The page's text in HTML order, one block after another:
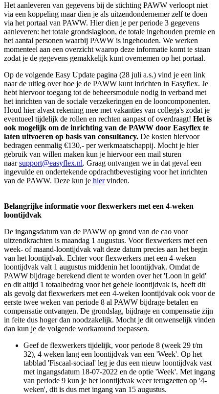
Het aanleveren van gegevens bij de stichting PAWW verloopt niet
via een koppeling maar dien je als uitzendondernemer zelf te doen
via het portaal van PAWW. Hier dien je per periode 3 gegevens
aanleveren: het totale grondslagloon, de totale ingehouden premie en
het aantal personen waarbij PAWW is ingehouden. We werken
momenteel aan een overzicht waarop deze informatie komt te staan
zodat je de gegevens gemakkelijk kunt overnemen op het portaal.
Op de volgende Easy Update pagina (28 juli a.s.) vind je een link
naar de uitleg over hoe je de PAWW kunt inrichten in Easyflex. Je
hebt hiervoor toegang tot de beheersmodule nodig in verband met
het inrichten van de sociale verzekeringen en de looncomponenten.
Houd hier alvast rekening mee met vakanties van collega's zodat je
eventueel tijdelijk de rollen en rechten aanpast of overdraagt! Het is
ook mogelijk om de inrichting van de PAWW door Easyflex te
laten uitvoeren op basis van consultancy. De kosten hiervoor
bedragen eenmalig €130,- per werkmaatschappij. Mocht je hier
gebruik van willen maken kun je hiervoor een mail sturen
naar support@easyflex.nl. Graag ontvangen we in dat geval een
ingevulde en ondertekende opdrachtbevestiging voor het inrichten
van de PAWW. Deze kun je hier vinden.
Belangrijke informatie voor flexwerkers met een 4-weken
loontijdvak
De ingangsdatum van de PAWW op grond van de cao voor
uitzendkrachten is maandag 1 augustus. Voor flexwerkers met een
week- of maand-loontijdvak valt deze datum precies aan het begin
van het loontijdvak. Echter voor flexwerkers met een 4-weken
loontijdvak valt 1 augustus middenin het loontijdvak. Omdat de
PAWW bijdrage berekend dient te worden over het 'Loon in geld'
en dit altijd 1 totaalbedrag voor het gehele loontijdvak is, heeft dit
als gevolg dat flexwerkers met een 4-weken loontijdvak ook voor de
eerste twee weken van periode 8 al PAWW bijdrage betalen en
compensatie ontvangen. De grondslag, bijdrage en compensatie zijn
in feite dus hoger dan noodzakelijk. Mocht je dit onwenselijk vinden
dan kun je de volgende workaround toepassen.
Geef de flexwerkers tijdelijk, voor periode 8 (week 29 t/m
32), 4 weken lang een loontijdvak van een 'Week'. Op het
tabblad 'Fiscaal-sociaal' leg je dus een nieuw loontijdvak vast
met ingangsdatum 18-07-2022 en de optie 'Week'. Met ingang
van periode 9 kun je het loontijdvak weer terugzetten op '4-
weken', dit is dus met ingang van 15 augustus.